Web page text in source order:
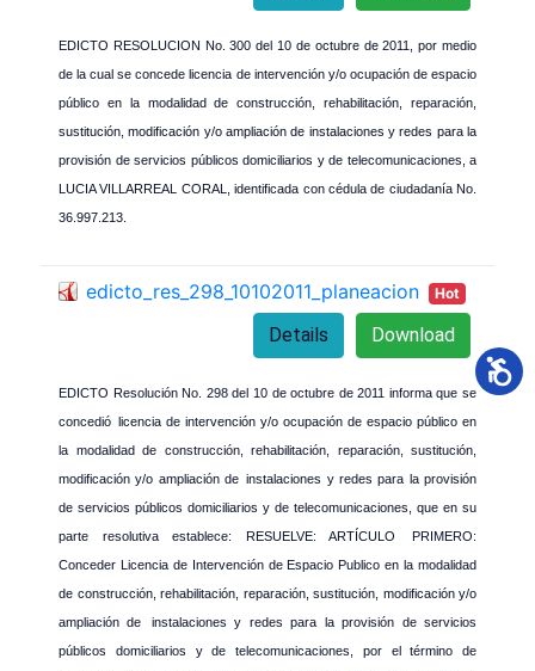
EDICTO RESOLUCION No. 300 del 10 de octubre de 2011, por medio
de la cual se concede licencia de intervención y/o ocupación de espacio
público en la modalidad de construcción, rehabilitación, reparación,
sustitución, modificación y/o ampliación de instalaciones y redes para la
provisión de servicios públicos domiciliarios y de telecomunicaciones, a
LUCIA VILLARREAL CORAL, identificada con cédula de ciudadanía No.
36.997.213.
edicto_res_298_10102011_planeacion Hot
Download
Details
EDICTO Resolución No. 298del 10 de octubre de 2011 informa que se
concedió
licencia de intervención y/o ocupación de espacio público en
la modalidad de construcción, rehabilitación, reparación, sustitución,
modificación y/o ampliación de instalaciones y redes para la provisión
de servicios públicos domiciliarios y de telecomunicaciones, que en su
parte resolutiva establece: RESUELVE: ARTÍCULO
PRIMERO:
Conceder Licencia de Intervención de Espacio Publico en la modalidad
de construcción, rehabilitación, reparación, sustitución, modificación y/o
ampliación de
instalaciones y redes para la provisión de servicios
públicos domiciliarios y de telecomunicaciones, por el término de